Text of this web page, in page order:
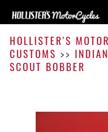
HOLLISTER'S
CUSTOMS >>
SCOUT BOBBER